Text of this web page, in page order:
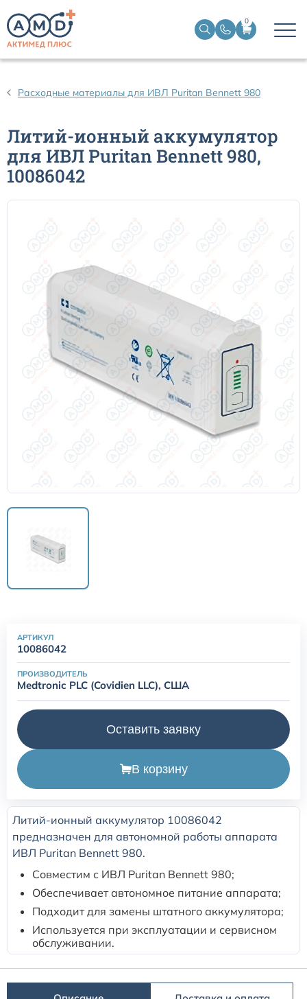
0
Расходные материалы для ИВЛ Puritan Bennett 980
Литий-ионный аккумулятор
для ИВЛ Puritan Bennett 980,
10086042
АРТИКУЛ
10086042
ПРОИЗВОДИТЕЛЬ
Medtronic PLC (Covidien LLC), США
Оставить заявку
В корзину
Литий-ионный аккумулятор 10086042
предназначен для автономной работы аппарата
ИВЛ Puritan Bennett 980.
Совместим с ИВЛ Puritan Bennett 980;
Обеспечивает автономное питание аппарата;
Подходит для замены штатного аккумулятора;
Используется при эксплуатации и сервисном
обслуживании.
Датчики ЭЭГ BIS
Кабели для кардиографов
Датчики кислорода для ИВЛ
Датчики потока для аппаратов ИВЛ
Электроды для ЭКГ
Датчики (трансдьюсеры)
Оригинальные расходные материалы GE
Расходные материалы для транскутанного монитора
Sentec
Расходные материалы к аппарату Авента-М
Расходные материалы к аппаратам ИВЛ Hamilton
Расходные материалы к аппаратам ИВЛ Mindray
Расходные материалы к аппаратам ИВЛ Drager
Расходные материалы к аппаратам Comen
Расходные материалы для ИВЛ Puritan Bennett
Расходные материалы к аппаратам Philips